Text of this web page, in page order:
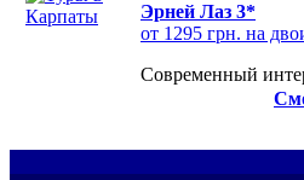
Эрней Лаз 3*
от 1295 грн. на
Современный